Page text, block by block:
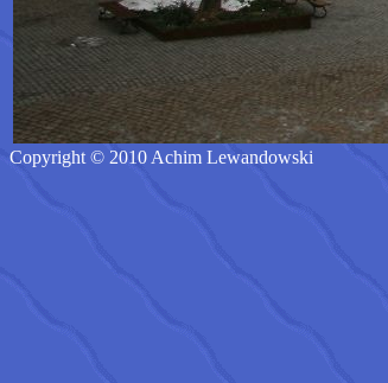
Copyright © 2010 Achim Lewandowski